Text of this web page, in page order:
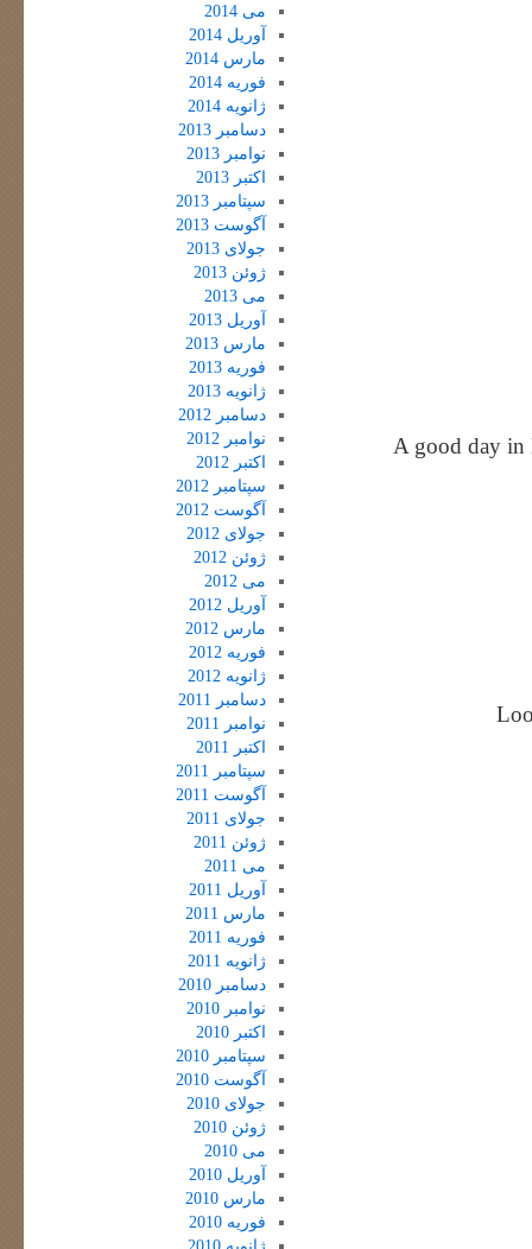
A good day in
می 2014
آوریل 2014
مارس 2014
فوریه 2014
ژانویه 2014
دسامبر 2013
نوامبر 2013
اکتبر 2013
سپتامبر 2013
آگوست 2013
جولای 2013
ژوئن 2013
می 2013
آوریل 2013
مارس 2013
فوریه 2013
ژانویه 2013
دسامبر 2012
نوامبر 2012
اکتبر 2012
سپتامبر 2012
آگوست 2012
جولای 2012
ژوئن 2012
می 2012
آوریل 2012
مارس 2012
فوریه 2012
ژانویه 2012
دسامبر 2011
نوامبر 2011
اکتبر 2011
سپتامبر 2011
آگوست 2011
جولای 2011
ژوئن 2011
می 2011
آوریل 2011
مارس 2011
فوریه 2011
ژانویه 2011
دسامبر 2010
نوامبر 2010
اکتبر 2010
سپتامبر 2010
آگوست 2010
جولای 2010
ژوئن 2010
می 2010
آوریل 2010
مارس 2010
فوریه 2010